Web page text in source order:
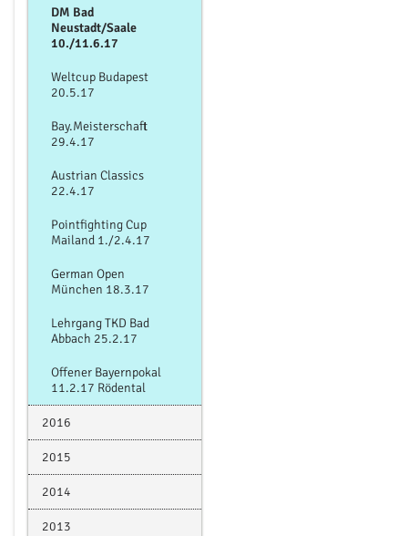
DM Bad
Neustadt/Saale
10./11.6.17
Weltcup Budapest
20.5.17
Bay.Meisterschaft
29.4.17
Austrian Classics
22.4.17
Pointfighting Cup
Mailand 1./2.4.17
German Open
München 18.3.17
Lehrgang TKD Bad
Abbach 25.2.17
Offener Bayernpokal
11.2.17 Rödental
2016
2015
2014
2013